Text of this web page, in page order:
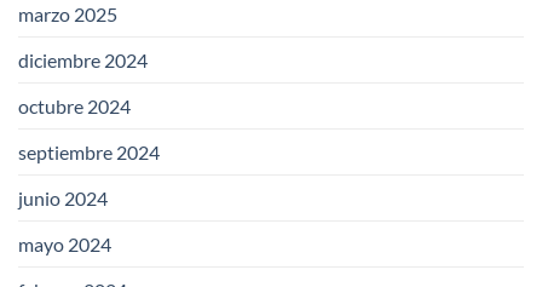
marzo 2025
diciembre 2024
octubre 2024
septiembre 2024
junio 2024
mayo 2024